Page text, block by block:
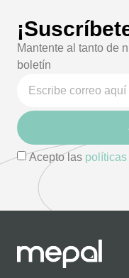
Mantente al tanto de
boletín
Acepto las